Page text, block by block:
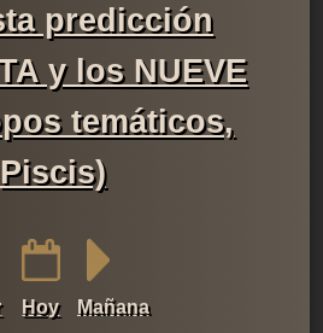
predicción
y los NUEVE
temáticos,
Piscis)
Hoy Mañana